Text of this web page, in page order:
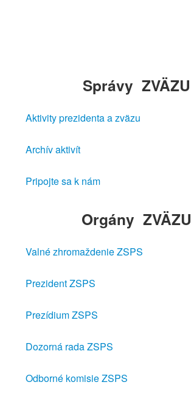
Správy ZVÄZU
Aktivity prezidenta a zväzu
Archív aktivít
Pripojte sa k nám
Orgány ZVÄZU
Valné zhromaždenie ZSPS
Prezident ZSPS
Prezídium ZSPS
Dozorná rada ZSPS
Odborné komisie ZSPS